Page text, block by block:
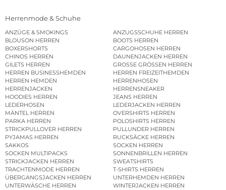
Herrenmode & Schuhe
ANZÜGE & SMOKINGS
ANZUGSSCHUHE HERREN
BLOUSON HERREN
BOOTS HERREN
BOXERSHORTS
CARGOHOSEN HERREN
CHINOS HERREN
DAUNENJACKEN HERREN
GILETS HERREN
GROSSE GRÖSSEN HERREN
HERREN BUSINESSHEMDEN
HERREN FREIZEITHEMDEN
HERREN HEMDEN
HERRENHOSEN
HERRENJACKEN
HERRENSNEAKER
HOODIES HERREN
JEANS HERREN
LEDERHOSEN
LEDERJACKEN HERREN
MÄNTEL HERREN
OVERSHIRTS HERREN
PARKA HERREN
POLOSHIRTS HERREN
STRICKPULLOVER HERREN
PULLUNDER HERREN
PYJAMAS HERREN
RUCKSÄCKE HERREN
SAKKOS
SOCKEN HERREN
SOCKEN MULTIPACKS
SONNENBRILLEN HERREN
STRICKJACKEN HERREN
SWEATSHIRTS
TRACHTENMODE HERREN
T-SHIRTS HERREN
ÜBERGANGSJACKEN HERREN
UNTERHEMDEN HERREN
UNTERWÄSCHE HERREN
WINTERJACKEN HERREN